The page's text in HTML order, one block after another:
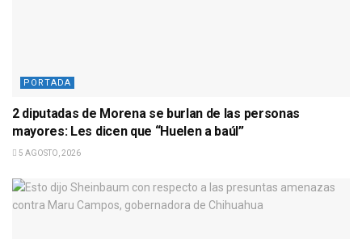
PORTADA
2 diputadas de Morena se burlan de las personas
mayores: Les dicen que “Huelen a baúl”
5 AGOSTO, 2026